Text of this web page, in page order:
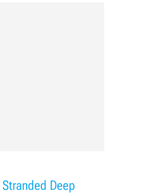
Stranded Deep